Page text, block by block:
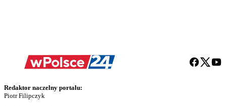
Redaktor naczelny portalu:
Piotr Filipczyk